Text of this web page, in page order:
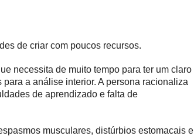
de criar com poucos recursos.
necessita de muito tempo para ter um claro
a análise interior. A persona racionaliza
de aprendizado e falta de
musculares, distúrbios estomacais e